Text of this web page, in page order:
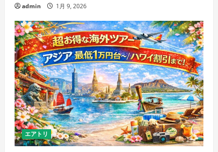
admin 1月 9, 2026
エアトリ